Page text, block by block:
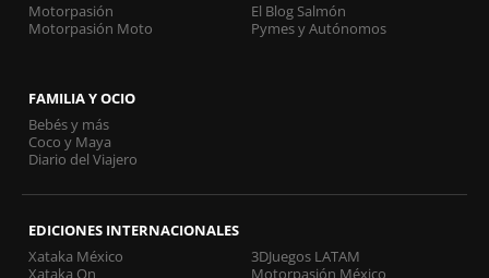
Motorpasión
Motorpasión Moto
El Blog Salmón
Pymes y Autónomos
FAMILIA Y OCIO
Bebés y más
Coco y Maya
Diario del Viajero
EDICIONES INTERNACIONALES
Xataka México
Xataka On
3DJuegos LATAM
Motorpasión México